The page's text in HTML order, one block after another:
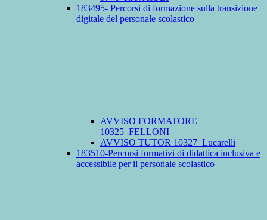
183495- Percorsi di formazione sulla transizione
digitale del personale scolastico
AVVISO FORMATORE
10325_FELLONI
AVVISO TUTOR 10327_Lucarelli
183510-Percorsi formativi di didattica inclusiva e
accessibile per il personale scolastico